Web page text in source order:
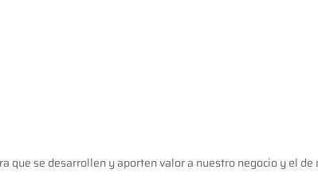
que se desarrollen y aporten valor a nuestro negocio y el